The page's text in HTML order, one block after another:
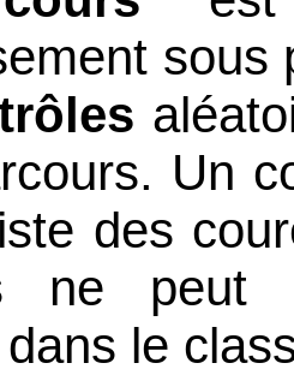
sous
Un
des
ne peut
le